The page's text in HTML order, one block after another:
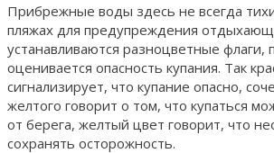
Прибрежные воды здесь не всегда
пляжах для предупреждения
устанавливаются разноцветные флаги,
оценивается опасность купания. Так
сигнализирует, что купание опасно,
желтого говорит о том, что купаться
от берега, желтый цвет говорит, что
сохранять осторожность.